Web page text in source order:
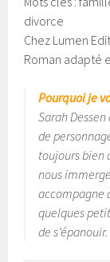
divorce
Chez Lumen
Roman adapté
Pourquoi je
Sarah
de
toujours bien
nous
accompagne
quelques
de s’épanouir.